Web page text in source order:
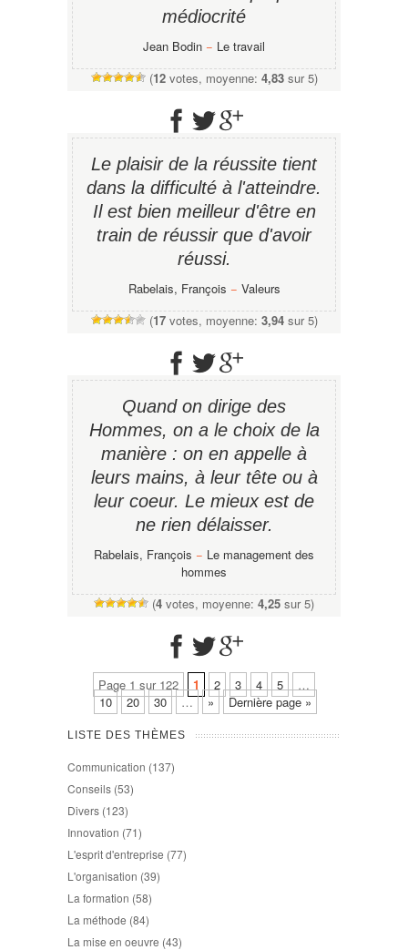
médiocrité
Jean Bodin − Le travail
(12votes, moyenne: 4,83sur 5)
Le plaisir de la réussite tient
dans la difficulté à l'atteindre.
Il est bien meilleur d'être en
train de réussir que d'avoir
réussi.
Rabelais, François − Valeurs
(17votes, moyenne: 3,94sur 5)
Quand on dirige des
Hommes, on a le choix de la
manière : on en appelle à
leurs mains, à leur tête ou à
leur coeur. Le mieux est de
ne rien délaisser.
Rabelais, François − Le management des
hommes
(4 votes, moyenne: 4,25 sur 5)
Page 1 sur 122 1 2 3 4 5
…
10
20 30 … » Dernière page »
LISTE DES THÈMES
Communication (137)
Conseils (53)
Divers (123)
Innovation (71)
L'esprit d'entreprise (77)
L'organisation (39)
La formation (58)
La méthode (84)
La mise en oeuvre (43)